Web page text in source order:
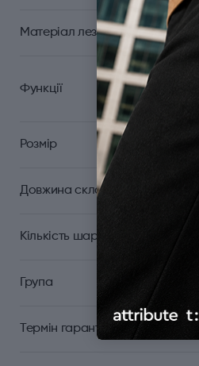
Матеріал леза
Функції
Розмір
Довжина складаного ножа (мм)
Кількість шарів
Група
Термін гарантії